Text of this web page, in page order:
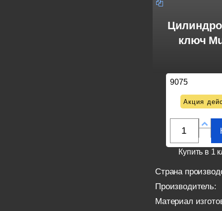
ключ
9075
Акция
Купить в 1
Страна
Производитель:
Материал